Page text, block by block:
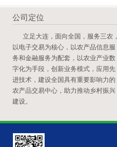
公司定位
立足大连，面向全国，服务三农，
以电子交易为核心，以农产品信息服
务和金融服务为配套，以农业产业数
字化为手段，创新业务模式，应用先
进技术，建设全国具有重要影响力的
农产品交易中心，助力推动乡村振兴
建设。